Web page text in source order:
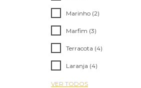
Marinho (2)
Marfim (3)
Terracota (4)
Laranja (4)
VER TODOS